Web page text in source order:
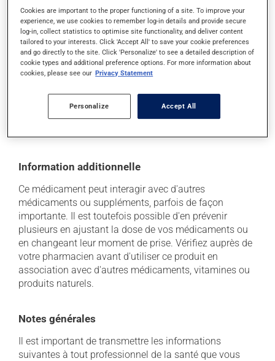
Conservation
Comme la plupart des médicaments, vous devriez
garder ce produit à la température ambiante.
Conservez-le dans un endroit sécuritaire où il ne sera
pas exposé à la chaleur, à l'humidité ou à la lumière du
soleil. Faites détruire de façon sécuritaire toute
quantité qui vous resterait après sa date de
Information additionnelle
Ce médicament peut interagir avec d'autres
médicaments ou suppléments, parfois de façon
importante. Il est toutefois possible d'en prévenir
plusieurs en ajustant la dose de vos médicaments ou
en changeant leur moment de prise. Vérifiez auprès de
votre pharmacien avant d'utiliser ce produit en
association avec d'autres médicaments, vitamines ou
produits naturels.
Notes générales
Il est important de transmettre les informations
suivantes à tout professionnel de la santé que vous
Cookies are important to the proper functioning of a site. To improve your
experience, we use cookies to remember log-in details and provide secure
log-in, collect statistics to optimise site functionality, and deliver content
tailored to your interests. Click 'Accept All' to save your cookie preferences
and go directly to the site. Click 'Personalize' to see a detailed description of
cookie types and additional preference options. For more information about
cookies, please see our Privacy Statement
Personalize Accept All